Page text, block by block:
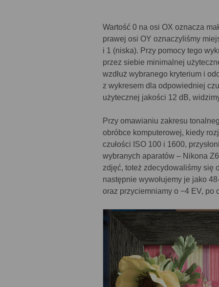
Wartość 0 na osi OX oznacza
prawej osi OY oznaczyliśmy
i 1 (niska). Przy pomocy tego
przez siebie minimalnej
wzdłuż wybranego kryterium i
z wykresem dla odpowiedniej
użytecznej jakości 12 dB,
Przy omawianiu zakresu
obróbce komputerowej, kiedy
czułości ISO 100 i 1600,
wybranych aparatów – Nikona
zdjęć, toteż zdecydowaliśmy się
następnie wywołujemy je jako
oraz przyciemniamy o −4 EV, po